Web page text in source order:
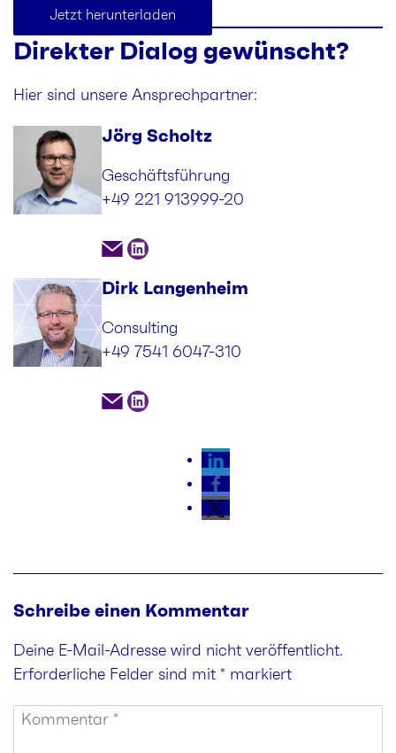
Jetzt herunterladen
Direkter Dialog gewünscht?
Hier sind unsere Ansprechpartner:
Jörg Scholtz
Geschäftsführung
+49 221 913999-20
Dirk Langenheim
Consulting
+49 7541 6047-310
Schreibe einen Kommentar
Deine E-Mail-Adresse wird nicht veröffentlicht.
Erforderliche Felder sind mit * markiert